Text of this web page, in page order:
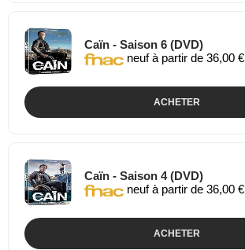
Caïn - Saison 6 (DVD)
neuf à partir de 36,00 €
ACHETER
Caïn - Saison 4 (DVD)
neuf à partir de 36,00 €
ACHETER